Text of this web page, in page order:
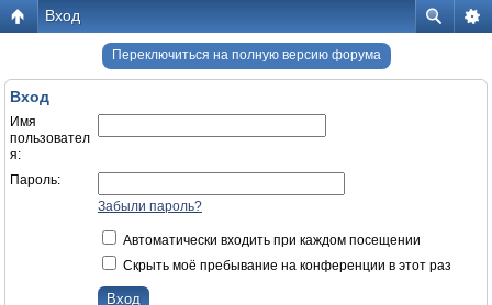
Вход
Переключиться на полную версию форума
Вход
Имя
пользовател
я:
Пароль:
Забыли пароль?
Автоматически входить при каждом посещении
Скрыть моё пребывание на конференции в этот раз